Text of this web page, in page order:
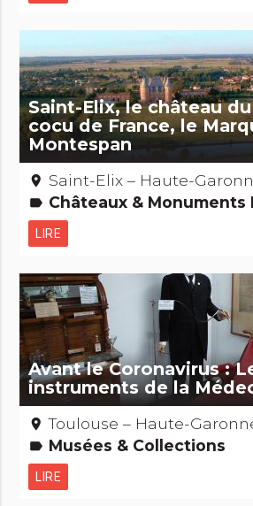
Saint-Elix, le château
cocu de France, le
Montespan
place Saint-Elix – Haute-
label Châteaux & Monuments Etonnant... non ? Légendes, histoires &
LIRE
Avant le Coronavirus :
instruments de la
place Toulouse – Haute-
label Musées & Collections
LIRE